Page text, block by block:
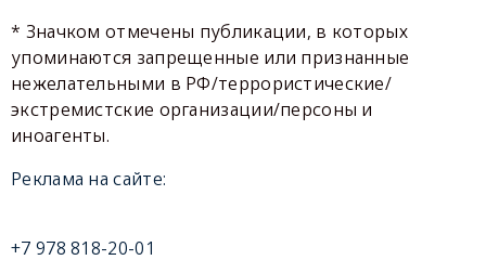
* Значком отмечены публикации, в которых
упоминаются запрещенные или признанные
нежелательными в РФ/террористические/
экстремистские организации/персоны и
иноагенты.
Реклама на сайте:
+7 978 818-20-01